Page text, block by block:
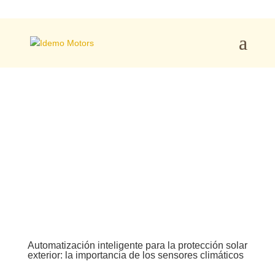
Automatización inteligente para la protección solar
exterior: la importancia de los sensores climáticos